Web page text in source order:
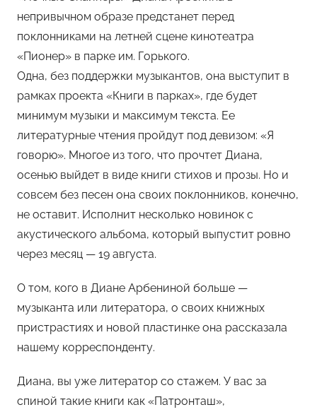
р
о
м
Х
е
м
у
непривычном образе предстанет перед
поклонниками на летней сцене кинотеатра
«Пионер» в парке им. Горького.
Одна, без поддержки музыкантов, она выступит в
рамках проекта «Книги в парках», где будет
минимум музыки и максимум текста. Ее
литературные чтения пройдут под девизом: «Я
говорю». Многое из того, что прочтет Диана,
осенью выйдет в виде книги стихов и прозы. Но и
совсем без песен она своих поклонников, конечно,
не оставит. Исполнит несколько новинок с
акустического альбома, который выпустит ровно
через месяц — 19 августа.
О том, кого в Диане Арбениной больше —
музыканта или литератора, о своих книжных
пристрастиях и новой пластинке она рассказала
нашему корреспонденту.
Диана, вы уже литератор со стажем. У вас за
спиной такие книги как «Патронташ»,